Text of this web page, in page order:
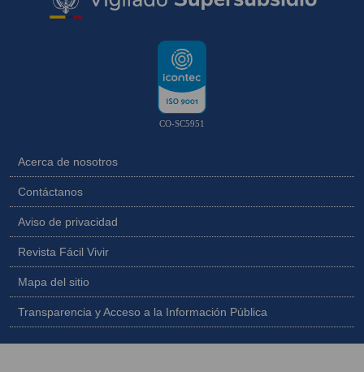
CO-SC5951
Acerca de nosotros
Contáctanos
Aviso de privacidad
Revista Fácil Vivir
Mapa del sitio
Transparencia y Acceso a la Información Pública